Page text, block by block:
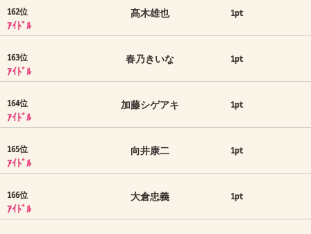
162位
ｱｲﾄﾞﾙ
髙木雄也 1pt
163位
ｱｲﾄﾞﾙ
春乃きいな 1pt
164位
ｱｲﾄﾞﾙ
加藤シゲアキ 1pt
165位
ｱｲﾄﾞﾙ
向井康二 1pt
166位
ｱｲﾄﾞﾙ
大倉忠義 1pt